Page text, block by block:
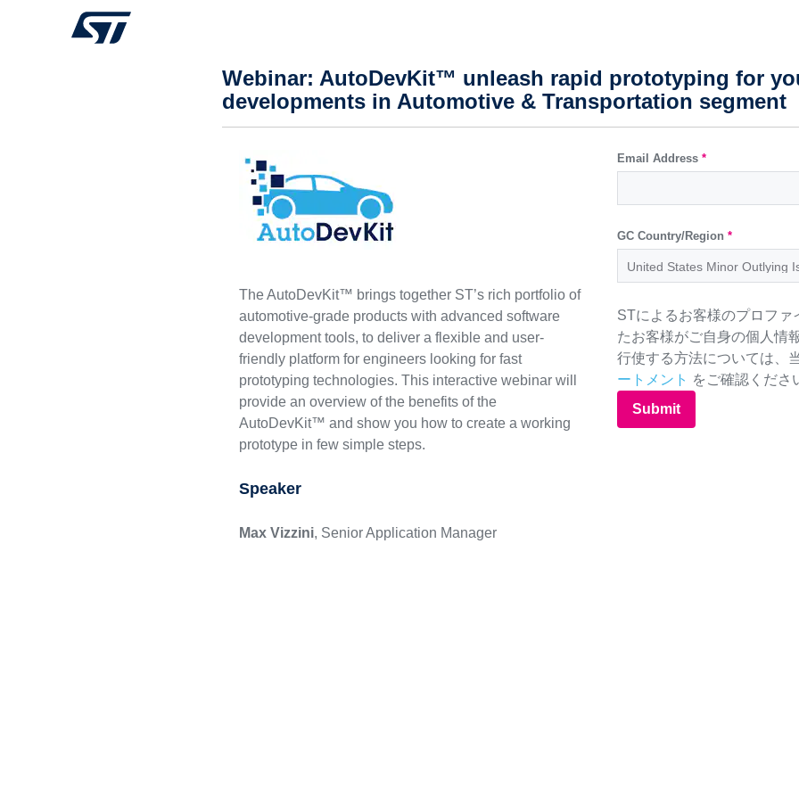
Webinar: AutoDevKit™ unleash rapid prototyping for
developments in Automotive & Transportation segment
The AutoDevKit™ brings together ST’s rich portfolio of
automotive-grade products with advanced software
development tools, to deliver a flexible and user-
friendly platform for engineers looking for fast
prototyping technologies. This interactive webinar will
provide an overview of the benefits of the
AutoDevKit™ and show you how to create a working
prototype in few simple steps.
Speaker
Max Vizzini, Senior Application Manager
Email Address *
GC Country/Region *
STによるお客様のプロファ
たお客様がご自身の個人情
行使する方法については、
ートメント をご確認くださ
Submit